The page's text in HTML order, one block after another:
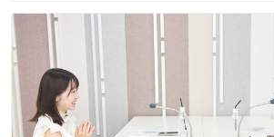
きファクトリー初期メンバーならではの
在までトーク✨ 松岡さんからメッセー
https://t.co/F5cEH9O72T
信
数
ポ
ス
ト
数
い